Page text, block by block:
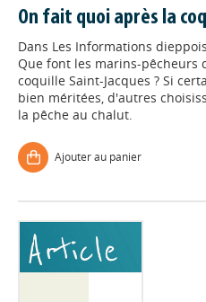
On fait quoi après la
Dans Les Informations
Que font les marins-pêcheurs
coquille Saint-Jacques ? Si
bien méritées, d'autres
la pêche au chalut.
Ajouter au panier